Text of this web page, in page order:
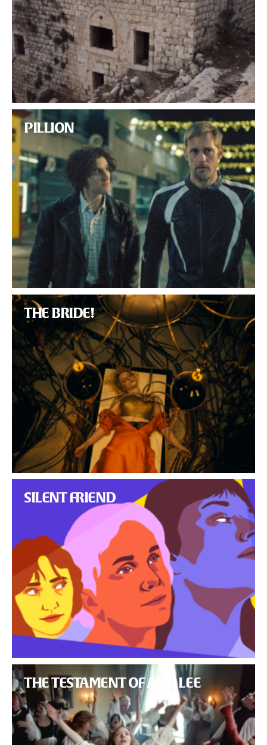
PILLION
THE BRIDE!
SILENT FRIEND
THE TESTAMENT OF ANN LEE